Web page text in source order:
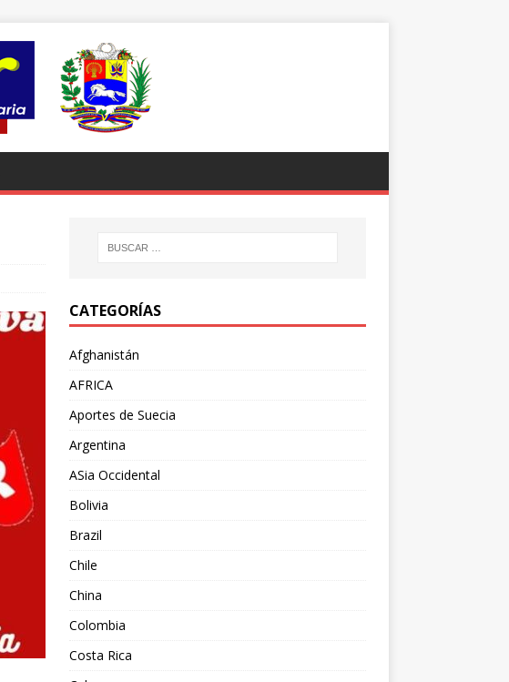
CATEGORÍAS
Afghanistán
AFRICA
Aportes de Suecia
Argentina
ASia Occidental
Bolivia
Brazil
Chile
China
Colombia
Costa Rica